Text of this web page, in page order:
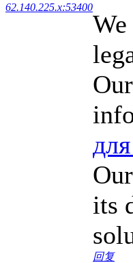
62.140.225.x:53400
its
回复